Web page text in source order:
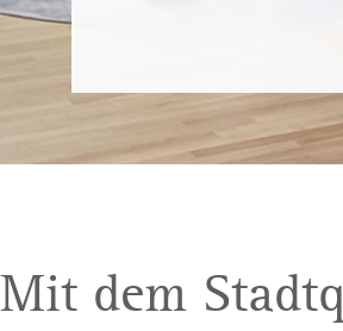
Mit dem